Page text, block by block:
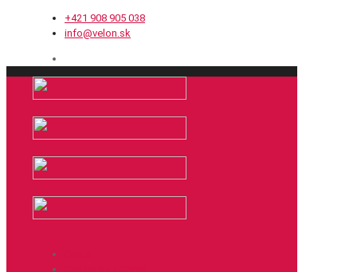
+421 908 905 038
info@velon.sk